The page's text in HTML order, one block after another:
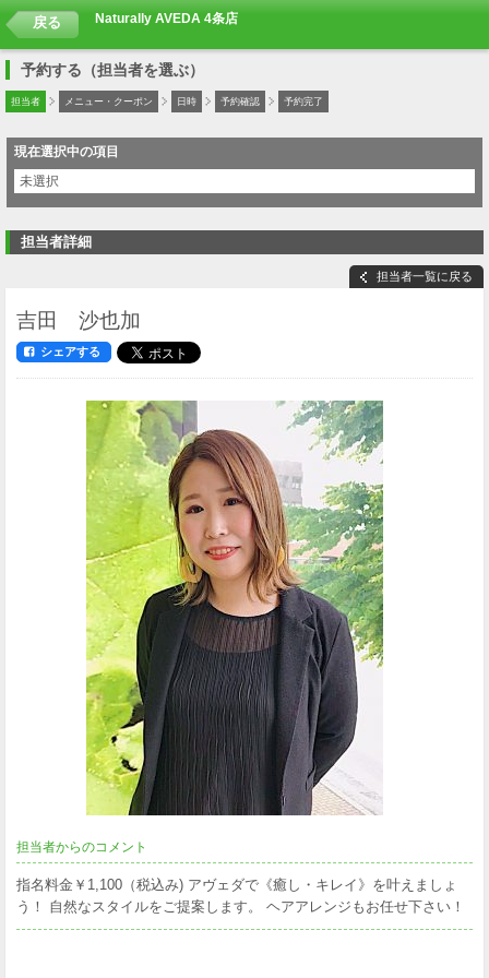
戻る Naturally AVEDA 4条店
予約する（担当者を選ぶ）
担当者 メニュー・クーポン 日時 予約確認 予約完了
現在選択中の項目
未選択
担当者詳細
担当者一覧に戻る
吉田 沙也加
シェアする
担当者からのコメント
指名料金￥1,100（税込み) アヴェダで《癒し・キレイ》を叶えましょ
う！ 自然なスタイルをご提案します。 ヘアアレンジもお任せ下さい！